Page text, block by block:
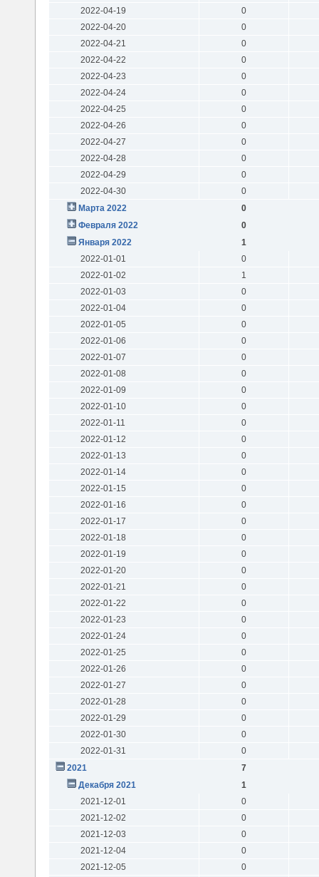
2022-04-19
0
2022-04-20
0
2022-04-21
0
2022-04-22
0
2022-04-23
0
2022-04-24
0
2022-04-25
0
2022-04-26
0
2022-04-27
0
2022-04-28
0
2022-04-29
0
2022-04-30
0
Марта 2022
0
Февраля 2022
0
Января 2022
1
2022-01-01
0
2022-01-02
1
2022-01-03
0
2022-01-04
0
2022-01-05
0
2022-01-06
0
2022-01-07
0
2022-01-08
0
2022-01-09
0
2022-01-10
0
2022-01-11
0
2022-01-12
0
2022-01-13
0
2022-01-14
0
2022-01-15
0
2022-01-16
0
2022-01-17
0
2022-01-18
0
2022-01-19
0
2022-01-20
0
2022-01-21
0
2022-01-22
0
2022-01-23
0
2022-01-24
0
2022-01-25
0
2022-01-26
0
2022-01-27
0
2022-01-28
0
2022-01-29
0
2022-01-30
0
2022-01-31
0
2021
7
Декабря 2021
1
2021-12-01
0
2021-12-02
0
2021-12-03
0
2021-12-04
0
2021-12-05
0